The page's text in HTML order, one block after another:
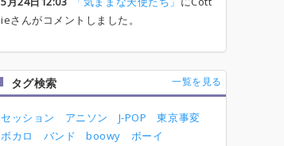
ieさんがコメントしました。
タグ検索 一覧を見る
セッション アニソン J-POP
東京事変
ボカロ
バンド boowy
ボーイ